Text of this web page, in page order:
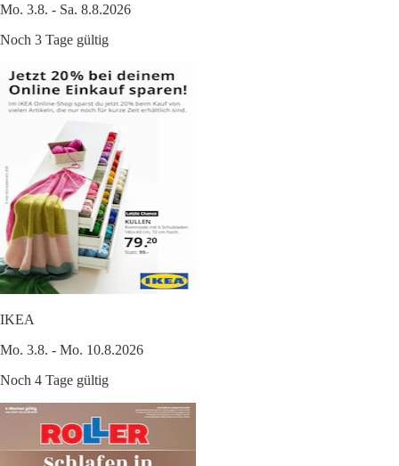
Mo. 3.8. - Sa. 8.8.2026
Noch 3 Tage gültig
IKEA
Mo. 3.8. - Mo. 10.8.2026
Noch 4 Tage gültig